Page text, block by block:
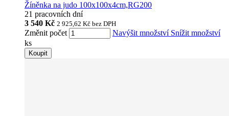
Žíněnka na judo 100x100x4cm,RG200
21 pracovních dní
3 540 Kč 2 925,62 Kč bez DPH
Změnit počet Navýšit množství Snížit množství
ks
Koupit